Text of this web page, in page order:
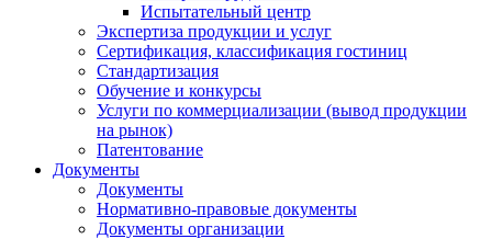
Испытательный центр
Экспертиза продукции и услуг
Сертификация, классификация гостиниц
Стандартизация
Обучение и конкурсы
Услуги по коммерциализации (вывод продукции
на рынок)
Патентование
Документы
Документы
Нормативно-правовые документы
Документы организации